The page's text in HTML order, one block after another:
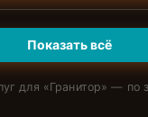
Показать всё
для «Гранитор» — по